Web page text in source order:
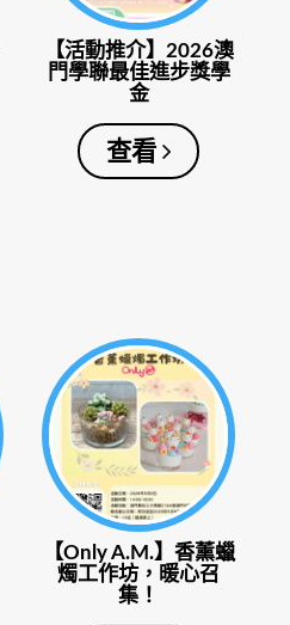
【活動推介】2026澳
門學聯最佳進步獎學
金
查看
【Only A.M.】香薰蠟
燭工作坊，暖心召
集！